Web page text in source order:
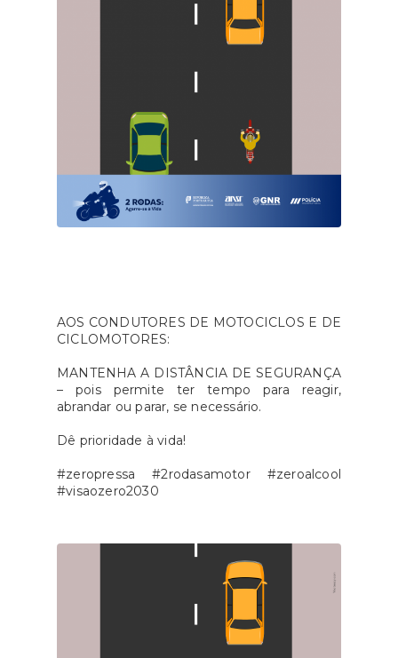
AOS CONDUTORES DE MOTOCICLOS E DE
CICLOMOTORES:
MANTENHA A DISTÂNCIA DE SEGURANÇA
– pois permite ter tempo para reagir,
abrandar ou parar, se necessário.
Dê prioridade à vida!
#zeropressa #2rodasamotor #zeroalcool
#visaozero2030